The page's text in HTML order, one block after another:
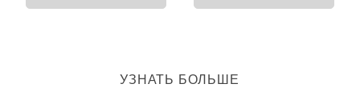
УЗНАТЬ БОЛЬШЕ